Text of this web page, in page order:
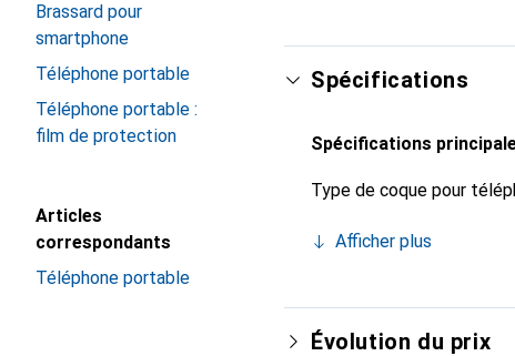
Brassard pour
smartphone
Téléphone portable
Téléphone portable :
film de protection
Articles
correspondants
Téléphone portable
Spécifications
Spécifications
Type de coque pour
Afficher plus
Évolution du prix